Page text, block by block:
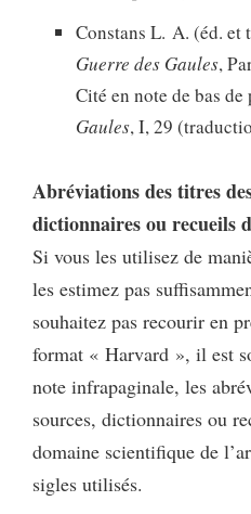
Constans L. A. (éd. et
Guerre des Gaules,
Cité en note de bas de
Gaules, I, 29
Abréviations des titres
dictionnaires ou recueils
Si vous les utilisez de
les estimez pas
souhaitez pas recourir en
format « Harvard », il est
note infrapaginale, les
sources, dictionnaires ou
domaine scientifique de
sigles utilisés.